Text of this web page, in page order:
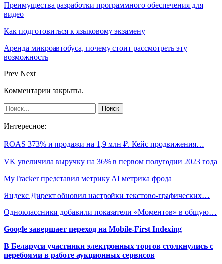
Преимущества разработки программного обеспечения для
видео
Как подготовиться к языковому экзамену
Аренда микроавтобуса, почему стоит рассмотреть эту
возможность
Prev Next
Комментарии закрыты.
Интересное:
ROAS 373% и продажи на 1,9 млн ₽. Кейс продвижения…
VK увеличила выручку на 36% в первом полугодии 2023 года
MyTracker представил метрику AI метрика фрода
Яндекс Директ обновил настройки текстово-графических…
Одноклассники добавили показатели «Моментов» в общую…
Google завершает переход на Mobile-First Indexing
В Беларуси участники электронных торгов столкнулись с
перебоями в работе аукционных сервисов